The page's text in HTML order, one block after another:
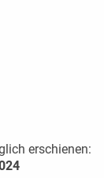
erschienen: